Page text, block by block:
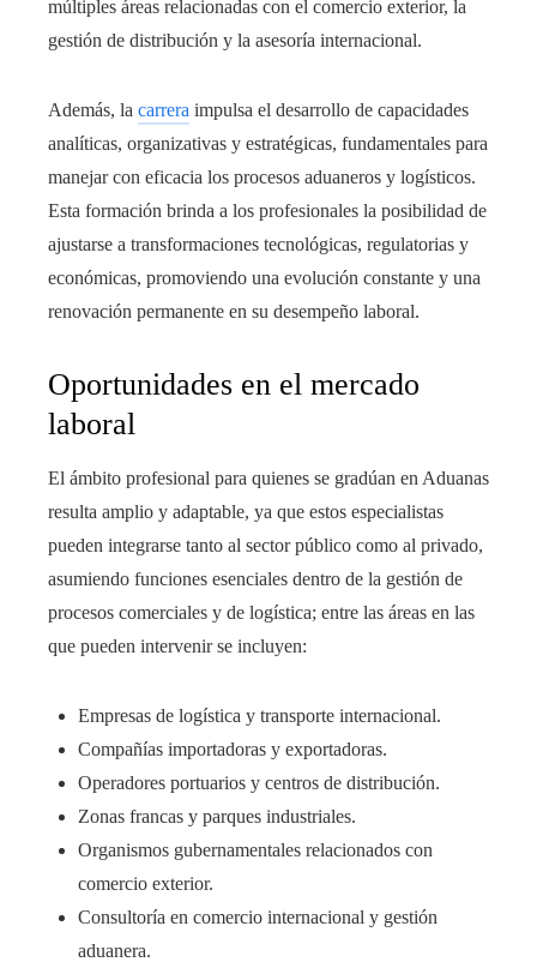
múltiples áreas relacionadas con el comercio exterior, la
gestión de distribución y la asesoría internacional.
Además, la carrera impulsa el desarrollo de capacidades
analíticas, organizativas y estratégicas, fundamentales para
manejar con eficacia los procesos aduaneros y logísticos.
Esta formación brinda a los profesionales la posibilidad de
ajustarse a transformaciones tecnológicas, regulatorias y
económicas, promoviendo una evolución constante y una
renovación permanente en su desempeño laboral.
Oportunidades en el mercado
laboral
El ámbito profesional para quienes se gradúan en Aduanas
resulta amplio y adaptable, ya que estos especialistas
pueden integrarse tanto al sector público como al privado,
asumiendo funciones esenciales dentro de la gestión de
procesos comerciales y de logística; entre las áreas en las
que pueden intervenir se incluyen:
Empresas de logística y transporte internacional.
Compañías importadoras y exportadoras.
Operadores portuarios y centros de distribución.
Zonas francas y parques industriales.
Organismos gubernamentales relacionados con
comercio exterior.
Consultoría en comercio internacional y gestión
aduanera.